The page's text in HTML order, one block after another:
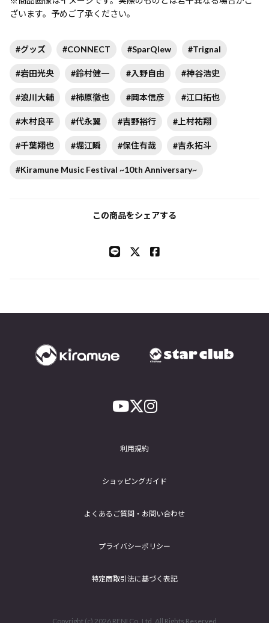
ざいます。予めご了承ください。
#グッズ #CONNECT #SparQlew #Trignal
#岩田光央 #鈴村健一 #入野自由 #神谷浩史
#浪川大輔 #柿原徹也 #岡本信彦 #江口拓也
#木村良平 #代永翼 #吉野裕行 #上村祐翔
#千葉翔也 #堀江瞬 #保住有哉 #吉永拓斗
#Kiramune Music Festival ~10th Anniversary~
この商品をシェアする
利用規約
ショッピングガイド
よくあるご質問・お問い合わせ
プライバシーポリシー
特定商取引法に基づく表記
Copyright (c) 2026 RENI Co.,Ltd. All Rights Reserved